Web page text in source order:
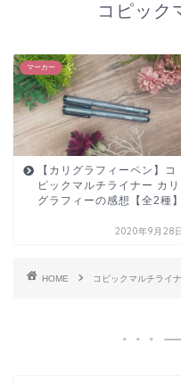
コピック
マーカー
【カリグラフィーペン】コ
ピックマルチライナー カリ
グラフィーの感想【全2種】
2020年9月28
HOME コピックマルチライ